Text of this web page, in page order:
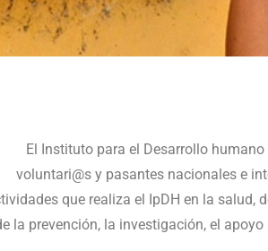
El Instituto para el Desarrollo
voluntari@s y pasantes nacionales e
que realiza el IpDH en la salud,
la prevención, la investigación, el